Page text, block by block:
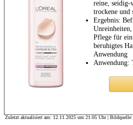
reine, seidig-
trockene und
Ergebnis:
Pflege für ein
beruhigtes
Anwendung
Anwendung:
Wattepad
Zuletzt aktualisiert am: 12.11.2025 um 21:05 Uhr |